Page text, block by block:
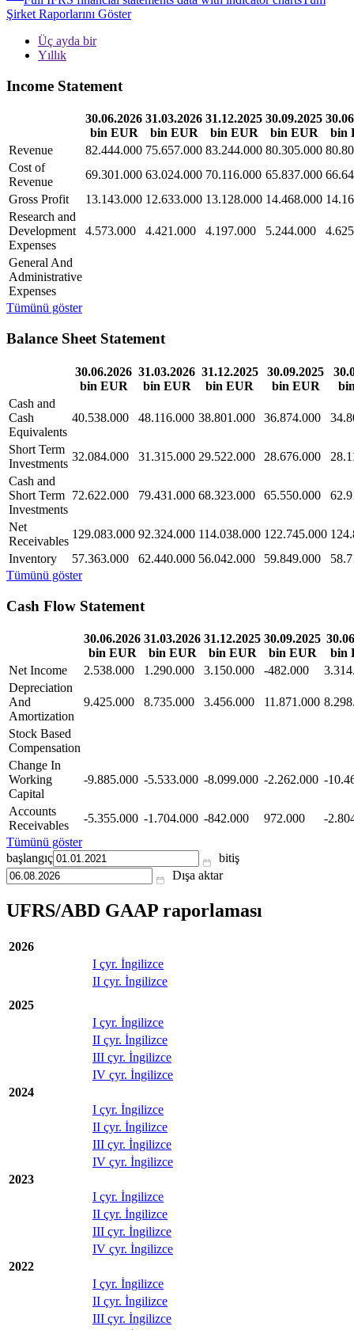
Şirket Raporlarını Göster
Üç ayda bir
Yıllık
Income Statement
30.06.2026
bin EUR
31.03.2026
bin EUR
31.12.2025
bin EUR
30.09.2025
bin EUR
bin
Revenue
82.444.000 75.657.000 83.244.000 80.305.000
Cost of
Revenue
69.301.000 63.024.000 70.116.000 65.837.000
Gross Profit
13.143.000 12.633.000 13.128.000 14.468.000
Research and
Development
Expenses
4.573.000 4.421.000 4.197.000 5.244.000
General And
Administrative
Expenses
Tümünü göster
Balance Sheet Statement
30.06.2026
bin EUR
31.03.2026
bin EUR
31.12.2025
bin EUR
30.09.2025
bin EUR
Cash and
Cash
Equivalents
40.538.000 48.116.000 38.801.000 36.874.000
Short Term
Investments
32.084.000 31.315.000 29.522.000 28.676.000
Cash and
Short Term
Investments
72.622.000 79.431.000 68.323.000 65.550.000
Net
Receivables
129.083.000 92.324.000 114.038.000 122.745.000
Inventory
57.363.000 62.440.000 56.042.000 59.849.000
Tümünü göster
Cash Flow Statement
30.06.2026
bin EUR
31.03.2026
bin EUR
31.12.2025
bin EUR
30.09.2025
bin EUR
bin
Net Income
2.538.000 1.290.000 3.150.000 -482.000
Depreciation
And
Amortization
9.425.000 8.735.000 3.456.000 11.871.000
Stock Based
Compensation
Change In
Working
Capital
-9.885.000 -5.533.000 -8.099.000 -2.262.000 -
Accounts
Receivables
-5.355.000 -1.704.000 -842.000 972.000
-
Tümünü göster
başlangıç
bitiş
Dışa aktar
UFRS/ABD GAAP raporlaması
2026
I çyr. İngilizce
II çyr. İngilizce
2025
I çyr. İngilizce
II çyr. İngilizce
III çyr. İngilizce
IV çyr. İngilizce
2024
I çyr. İngilizce
II çyr. İngilizce
III çyr. İngilizce
IV çyr. İngilizce
2023
I çyr. İngilizce
II çyr. İngilizce
III çyr. İngilizce
IV çyr. İngilizce
2022
I çyr. İngilizce
II çyr. İngilizce
III çyr. İngilizce